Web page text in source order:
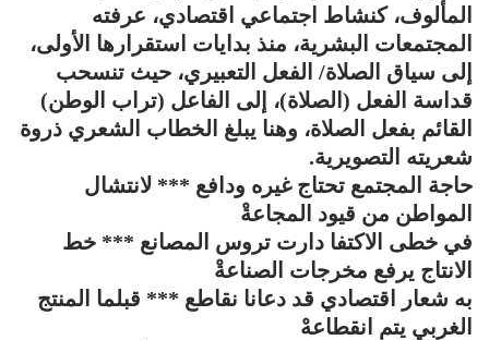
المألوف، كنشاط اجتماعي اقتصادي، عرفته
المجتمعات البشرية، منذ بدايات استقرارها الأولى،
إلى سياق الصلاة/ الفعل التعبيري، حيث تنسحب
قداسة الفعل (الصلاة)، إلى الفاعل (تراب الوطن)
القائم بفعل الصلاة، وهنا يبلغ الخطاب الشعري ذروة
شعريته التصويرية.
حاجة المجتمع تحتاج غيره ودافع *** لانتشال
المواطن من قيود المجاعةْ
في خطى الاكتفا دارت تروس المصانع *** خط
الانتاج يرفع مخرجات الصناعةْ
به شعار اقتصادي قد دعانا نقاطع *** قبلما المنتج
الغربي يتم انقطاعهْ